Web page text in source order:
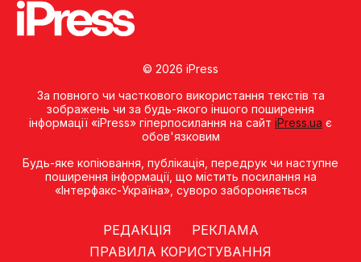
© 2026 iPress
За повного чи часткового використання текстів та
зображень чи за будь-якого іншого поширення
інформації «iPress» гіперпосилання на сайт iPress.ua є
обов'язковим
Будь-яке копiювання, публiкацiя, передрук чи наступне
поширення iнформацiї, що мiстить посилання на
«Iнтерфакс-Україна», суворо забороняється
РЕДАКЦІЯ
РЕКЛАМА
ПРАВИЛА КОРИСТУВАННЯ